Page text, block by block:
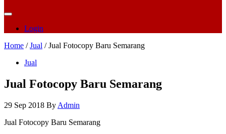
Login
Home /Jual / Jual Fotocopy Baru Semarang
Jual
Jual Fotocopy Baru Semarang
29 Sep 2018 By Admin
Jual Fotocopy Baru Semarang